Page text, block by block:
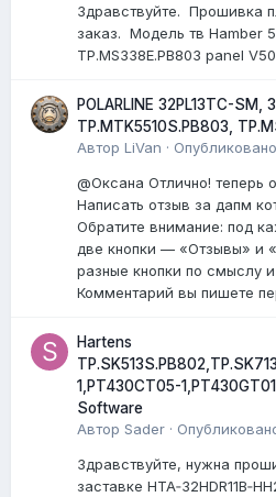
Здравствуйте. Прошивка
заказ. Модель тв Hamber
TP.MS338E.PB803 panel
POLARLINE 32PL13TC-SM,
TP.MTK5510S.PB803,
Автор LiVan · Опубликовано
@Оксана Отлично! теперь
Написать отзыв за дапм
Обратите внимание: под
две кнопки — «Отзывы» и
разные кнопки по смыслу
Комментарий вы пишете
Hartens
1,PT430CT05-
Software
Автор Sader ·
Здравствуйте, нужна
заставке